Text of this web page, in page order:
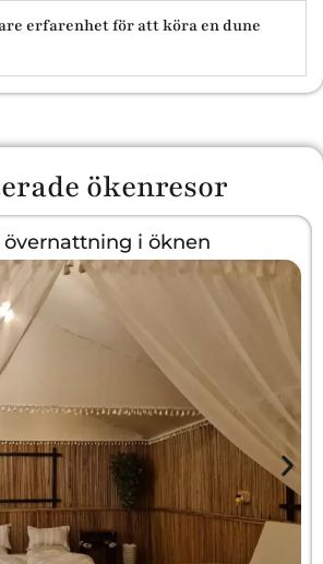
erfarenhet för att köra en dune
ökenresor
övernattning i öknen